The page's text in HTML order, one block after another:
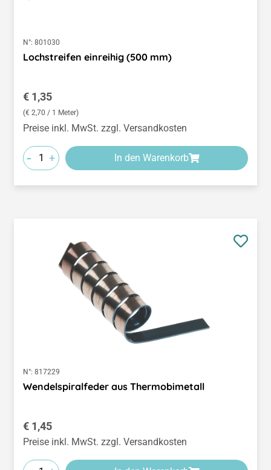
N°: 801030
Lochstreifen einreihig (500 mm)
Regulärer Preis:
€ 1,35
(€ 2,70 / 1 Meter)
Preise inkl. MwSt. zzgl. Versandkosten
- + In den Warenkorb
N°: 817229
Wendelspiralfeder aus Thermobimetall
Regulärer Preis:
€ 1,45
Preise inkl. MwSt. zzgl. Versandkosten